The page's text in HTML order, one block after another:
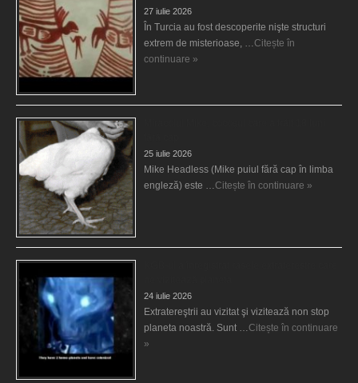
27 iulie 2026
În Turcia au fost descoperite nişte structuri
extrem de misterioase, …Citește în
continuare »
25 iulie 2026
Mike Headless (Mike puiul fără cap în limba
engleză) este …Citește în continuare »
24 iulie 2026
Extratereştrii au vizitat şi vizitează non stop
planeta noastră. Sunt …Citește în continuare
»